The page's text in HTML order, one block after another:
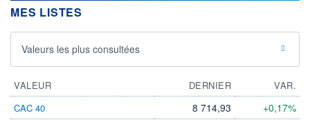
MES LISTES
Valeurs les plus consultées
VALEUR DERNIER
VAR.
CAC 40
8 714,93 +0,17%